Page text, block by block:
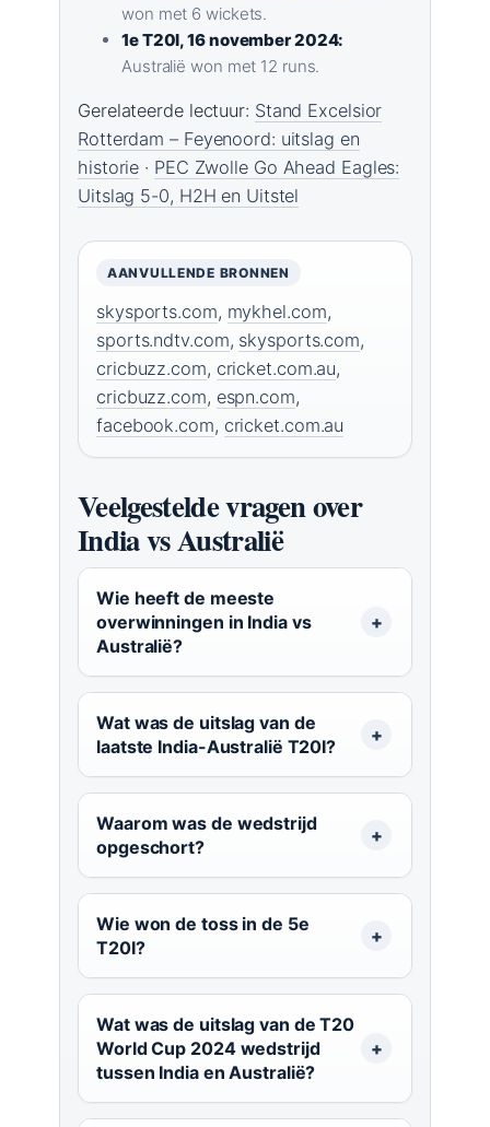
won met 6 wickets.
1e T20I, 16 november 2024:
Australië won met 12 runs.
Gerelateerde lectuur: Stand Excelsior
Rotterdam – Feyenoord: uitslag en
historie · PEC Zwolle Go Ahead Eagles:
Uitslag 5-0, H2H en Uitstel
AANVULLENDE BRONNEN
skysports.com, mykhel.com,
sports.ndtv.com, skysports.com,
cricbuzz.com, cricket.com.au,
cricbuzz.com, espn.com,
facebook.com, cricket.com.au
Veelgestelde vragen over
India vs Australië
Wie heeft de meeste
overwinningen in India vs
Australië?
Wat was de uitslag van de
laatste India-Australië T20I?
Waarom was de wedstrijd
opgeschort?
Wie won de toss in de 5e
T20I?
Wat was de uitslag van de T20
World Cup 2024 wedstrijd
tussen India en Australië?